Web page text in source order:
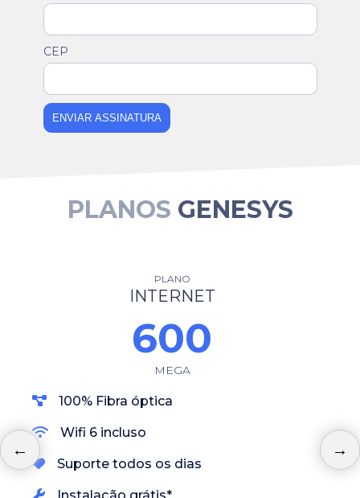
CEP
ENVIAR ASSINATURA
PLANOS GENESYS
PLANO
INTERNET
600
MEGA
100% Fibra óptica
Wifi 6 incluso
Suporte todos os dias